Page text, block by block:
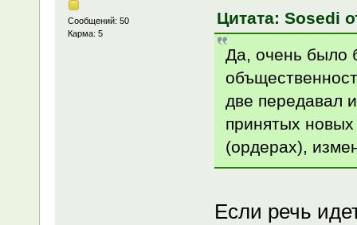
Сообщений: 50
Карма: 5
Цитата: Sosedi
Да, очень было
две передавал
принятых
(ордерах),
Если речь